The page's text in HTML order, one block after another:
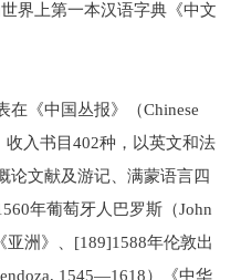
界上第一本汉语字典《中文
在《中国丛报》（Chinese
收入书目402种，以英文和法
论文献及游记、满蒙语言四
年葡萄牙人巴罗斯（John
洲》、[189]1588年伦敦出
1545—1618）《中华